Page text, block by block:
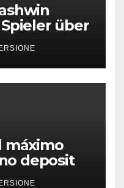
über
máximo
deposit
casino